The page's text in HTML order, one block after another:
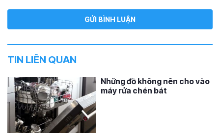
TIN LIÊN QUAN
Những đồ không nên cho vào
máy rửa chén bát